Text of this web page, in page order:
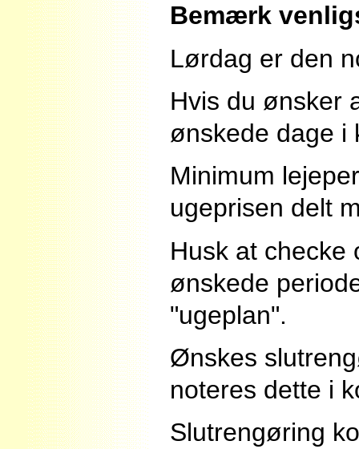
Bemærk
Lørdag er den
Hvis du ønsker
ønskede dage i
Minimum
ugeprisen delt
Husk at checke
ønskede
"ugeplan".
Ønskes
noteres dette i
Slutrengøring